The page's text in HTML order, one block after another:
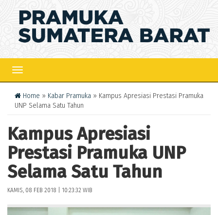
TOGGLE
Home » Kabar Pramuka » Kampus Apresiasi Prestasi Pramuka
UNP Selama Satu Tahun
Kampus Apresiasi
Prestasi Pramuka UNP
Selama Satu Tahun
KAMIS, 08 FEB 2018 | 10:23:32 WIB